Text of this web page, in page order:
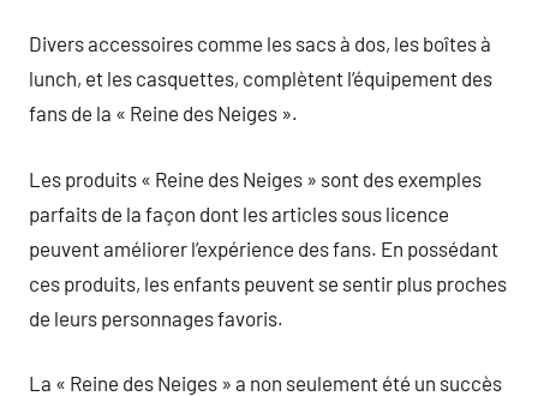
Divers accessoires comme les sacs à dos, les boîtes à
lunch, et les casquettes, complètent l’équipement des
fans de la « Reine des Neiges ».
Les produits « Reine des Neiges » sont des exemples
parfaits de la façon dont les articles sous licence
peuvent améliorer l’expérience des fans. En possédant
ces produits, les enfants peuvent se sentir plus proches
de leurs personnages favoris.
La « Reine des Neiges » a non seulement été un succès